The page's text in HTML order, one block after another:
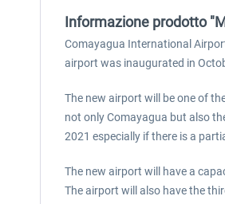
Informazione prodotto
Comayagua International
airport was inaugurated in
The new airport will be one of
not only Comayagua but also
2021 especially if there is a
The new airport will have a
The airport will also have the